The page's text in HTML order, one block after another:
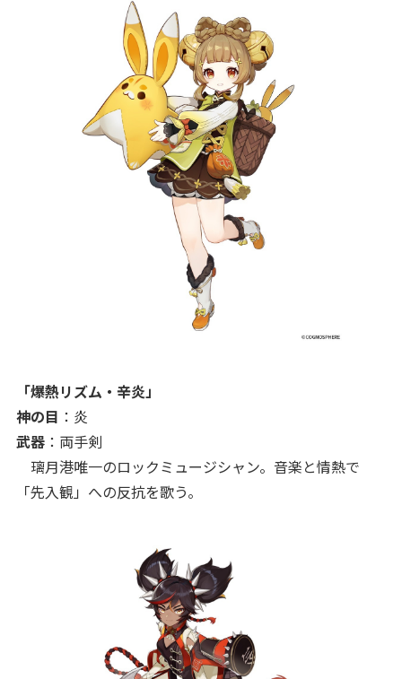
「爆熱リズム・辛炎」
神の目 ：炎
武器：両手剣
璃月港唯一のロックミュージシャン。音楽と情熱で
「先入観」への反抗を歌う。